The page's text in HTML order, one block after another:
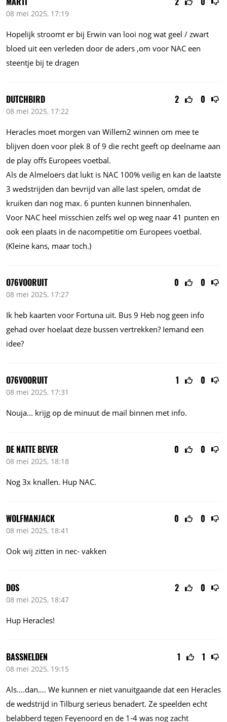
08 mei 2025, 17:19
Hopelijk stroomt er bij Erwin van looi nog wat geel / zwart
bloed uit een verleden door de aders ,om voor NAC een
steentje bij te dragen
2 0
DUTCHBIRD
08 mei 2025, 17:22
Heracles moet morgen van Willem2 winnen om mee te
blijven doen voor plek 8 of 9 die recht geeft op deelname aan
de play offs Europees voetbal.
Als de Almeloërs dat lukt is NAC 100% veilig en kan de laatste
3 wedstrijden dan bevrijd van alle last spelen, omdat de
kruiken dan nog max. 6 punten kunnen binnenhalen.
Voor NAC heel misschien zelfs wel op weg naar 41 punten en
ook een plaats in de nacompetitie om Europees voetbal.
(Kleine kans, maar toch.)
0 0
O76VOORUIT
08 mei 2025, 17:27
Ik heb kaarten voor Fortuna uit. Bus 9 Heb nog geen info
gehad over hoelaat deze bussen vertrekken? Iemand een
idee?
1 0
O76VOORUIT
08 mei 2025, 17:31
Nouja... krijg op de minuut de mail binnen met info.
0 0
DE NATTE BEVER
08 mei 2025, 18:18
Nog 3x knallen. Hup NAC.
0 0
WOLFMANJACK
08 mei 2025, 18:41
Ook wij zitten in nec- vakken
2 0
DOS
08 mei 2025, 18:47
Hup Heracles!
1 1
BASSNELDEN
08 mei 2025, 19:15
Als….dan…. We kunnen er niet vanuitgaande dat een Heracles
de wedstrijd in Tilburg serieus benadert. Ze speelden echt
belabberd tegen Feyenoord en de 1-4 was nog zacht